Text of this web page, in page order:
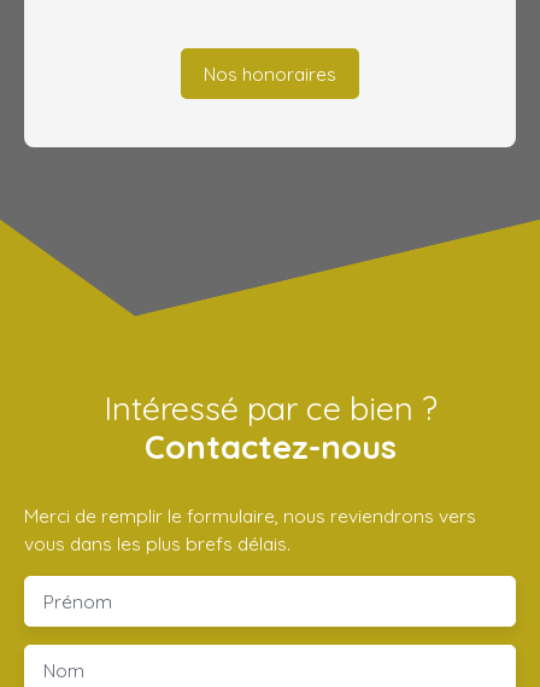
Nos honoraires
Intéressé par ce bien ?
Contactez-nous
Merci de remplir le formulaire, nous reviendrons vers
vous dans les plus brefs délais.
Prénom
Nom